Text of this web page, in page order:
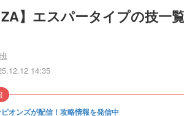
ZA】エスパータイプの技一
14:35
オンズが配信！攻略情報を発信中